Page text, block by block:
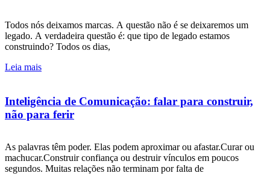
Todos nós deixamos marcas. A questão não é se deixaremos um
legado. A verdadeira questão é: que tipo de legado estamos
construindo? Todos os dias,
Leia mais
Inteligência de Comunicação: falar para construir,
não para ferir
As palavras têm poder. Elas podem aproximar ou afastar.Curar ou
machucar.Construir confiança ou destruir vínculos em poucos
segundos. Muitas relações não terminam por falta de